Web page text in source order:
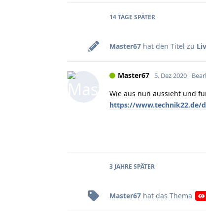
14 TAGE SPÄTER
Master67 hat den Titel zu
Master67 5. Dez 2020
Wie aus nun aussieht und
https://www.technik22.de/
3 JAHRE SPÄTER
Master67 hat das Thema